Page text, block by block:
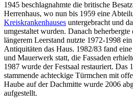
1945 beschlagnahmte die britische
Herrenhaus, wo nun bis 1959 eine
Kreiskrankenhauses untergebracht und
umgestaltet wurden. Danach beherbergte
längerem Leerstand nutzte 1972-1998
Antiquitäten das Haus. 1982/83 fand
und Mauerwerk statt, die Fassaden
1987 wurde der Festsaal restauriert. Das
stammende achteckige Türmchen mit
Haube auf der Dachmitte wurde 2006
aufgestellt.